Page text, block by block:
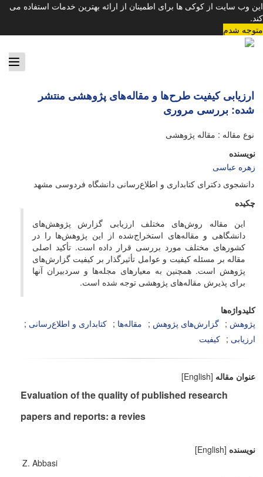
این وب سایت از کوکی ها برای اطمینان از ارائه بهترین خدمات استفاده می
کند.
متوجه شدم
ارزیابی کیفیت طرح‌ها و مقاله‌های پژوهشی منتشر
شده: بررسی مروری
نوع مقاله : مقاله پژوهشی
نویسنده
زهره عباسی
دانشجوی دکترای کتابداری و اطلاع‌رسانی دانشگاه فردوسی مشهد
چکیده
این مقاله روش‌های مختلف ارزیابی گزارش پژوهش‌های
دانشگاهی و مقاله‌های استخراج‌شده از این پژوهش‌ها را در
کشورهای مختلف مورد بررسی قرار داده است. تأکید اصلی
مقاله بر مسئله کیفیت و عوامل تأثیرگذار بر کیفیت گزارش‌های
پژوهش است. همچنین به معیارهای مجله‌ها و سردبیران آنها
برای پذیرش مقاله‌های پژوهشی توجه شده است.
کلیدواژه‌ها
پژوهش
گزارش‌های پژوهش مقاله‌ها
کتابداری و اطلاع‌رسانی
ارزیابی
کیفیت
عنوان مقاله [English]
Evaluation of the quality of published research
papers and reports: a revies
نویسنده [English]
Z. Abbasi